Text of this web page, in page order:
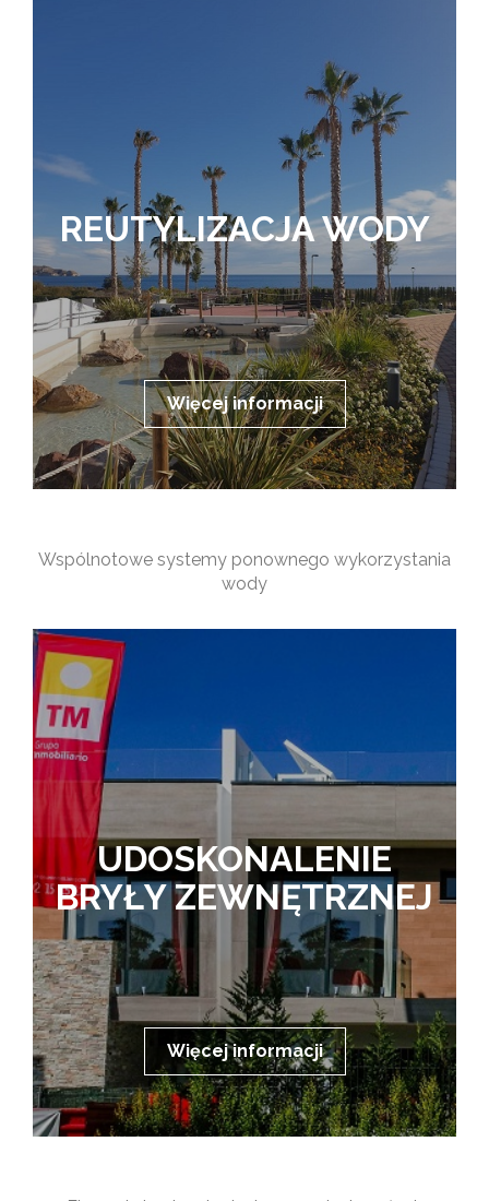
REUTYLIZACJA WODY
Więcej informacji
Wspólnotowe systemy ponownego wykorzystania
wody
UDOSKONALENIE
BRYŁY ZEWNĘTRZNEJ
Więcej informacji